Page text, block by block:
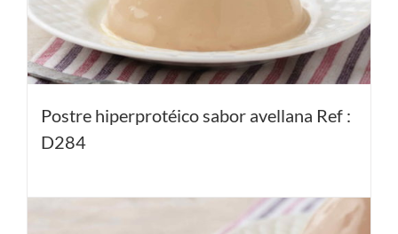
Postre hiperprotéico sabor avellana Ref :
D284